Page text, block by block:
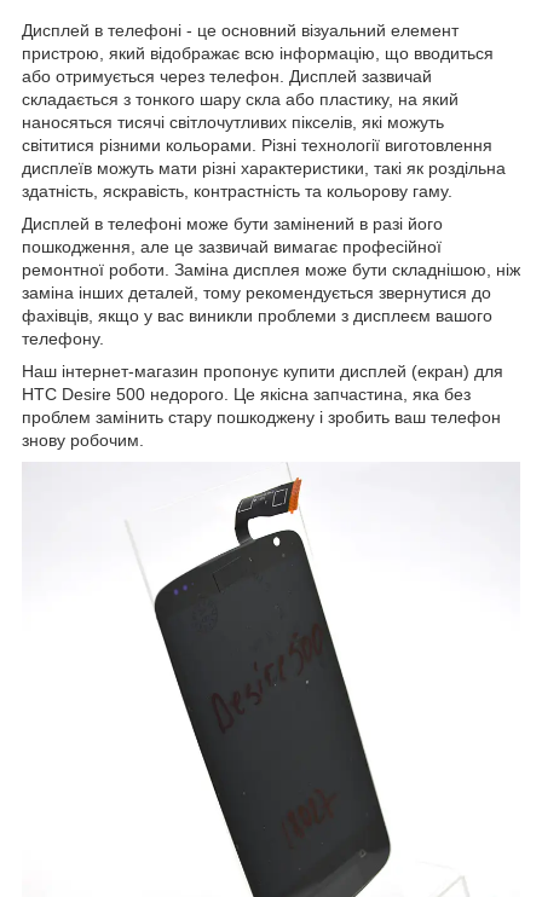
Дисплей в телефоні - це основний візуальний елемент
пристрою, який відображає всю інформацію, що вводиться
або отримується через телефон. Дисплей зазвичай
складається з тонкого шару скла або пластику, на який
наносяться тисячі світлочутливих пікселів, які можуть
світитися різними кольорами. Різні технології виготовлення
дисплеїв можуть мати різні характеристики, такі як роздільна
здатність, яскравість, контрастність та кольорову гаму.
Дисплей в телефоні може бути замінений в разі його
пошкодження, але це зазвичай вимагає професійної
ремонтної роботи. Заміна дисплея може бути складнішою, ніж
заміна інших деталей, тому рекомендується звернутися до
фахівців, якщо у вас виникли проблеми з дисплеєм вашого
телефону.
Наш інтернет-магазин пропонує купити дисплей (екран) для
HTC Desire 500 недорого. Це якісна запчастина, яка без
проблем замінить стару пошкоджену і зробить ваш телефон
знову робочим.